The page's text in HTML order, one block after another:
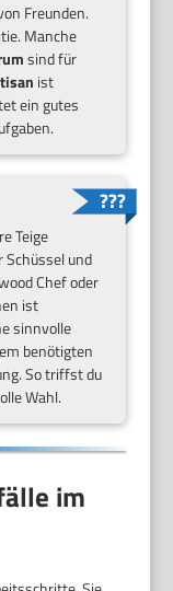
Freunden.
Manche
sind für
ist
ein gutes
Teige
und
Chef oder
ist
sinnvolle
benötigten
So triffst du
Wahl.
im